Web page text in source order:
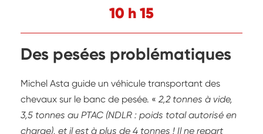
10 h 15
Des pesées problématiques
Michel Asta guide un véhicule transportant des
chevaux sur le banc de pesée. « 2,2 tonnes à vide,
3,5 tonnes au PTAC (NDLR : poids total autorisé en
charge), et il est à plus de 4 tonnes ! Il ne repart